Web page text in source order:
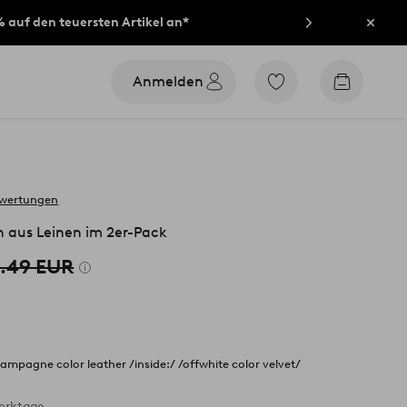
auf den teuersten Artikel an*
Anmelden
Zu
Zum
aus Leinen im 2er-Pack
EUR
color leather /inside:/ /offwhite color velvet/